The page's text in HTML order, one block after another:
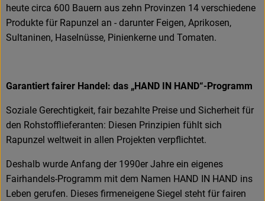
heute circa 600 Bauern aus zehn Provinzen 14 verschiedene
Produkte für Rapunzel an - darunter Feigen, Aprikosen,
Sultaninen, Haselnüsse, Pinienkerne und Tomaten.
Garantiert fairer Handel: das „HAND IN HAND“-Programm
Soziale Gerechtigkeit, fair bezahlte Preise und Sicherheit für
den Rohstofflieferanten: Diesen Prinzipien fühlt sich
Rapunzel weltweit in allen Projekten verpflichtet.
Deshalb wurde Anfang der 1990er Jahre ein eigenes
Fairhandels-Programm mit dem Namen HAND IN HAND ins
Leben gerufen. Dieses firmeneigene Siegel steht für fairen